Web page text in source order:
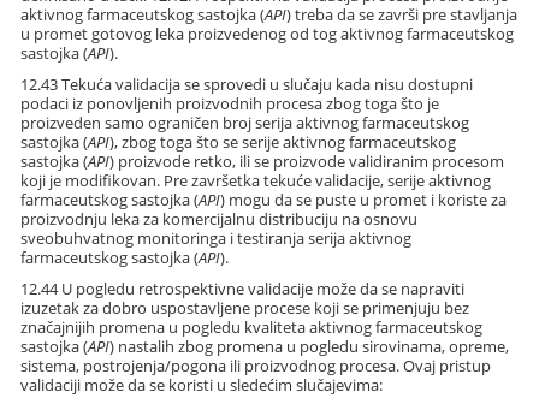
aktivnog farmaceutskog sastojka (API) treba da se završi pre stavljanja
u promet gotovog leka proizvedenog od tog aktivnog farmaceutskog
sastojka (API).
12.43 Tekuća validacija se sprovedi u slučaju kada nisu dostupni
podaci iz ponovljenih proizvodnih procesa zbog toga što je
proizveden samo ograničen broj serija aktivnog farmaceutskog
sastojka (API), zbog toga što se serije aktivnog farmaceutskog
sastojka (API) proizvode retko, ili se proizvode validiranim procesom
koji je modifikovan. Pre završetka tekuće validacije, serije aktivnog
farmaceutskog sastojka (API) mogu da se puste u promet i koriste za
proizvodnju leka za komercijalnu distribuciju na osnovu
sveobuhvatnog monitoringa i testiranja serija aktivnog
farmaceutskog sastojka (API).
12.44 U pogledu retrospektivne validacije može da se napraviti
izuzetak za dobro uspostavljene procese koji se primenjuju bez
značajnijih promena u pogledu kvaliteta aktivnog farmaceutskog
sastojka (API) nastalih zbog promena u pogledu sirovinama, opreme,
sistema, postrojenja/pogona ili proizvodnog procesa. Ovaj pristup
validaciji može da se koristi u sledećim slučajevima: